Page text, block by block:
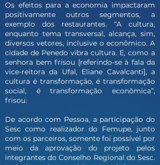
Os efeitos para a economia impactaram
positivamente outros segmentos, a
exemplo dos restaurantes. “A cultura,
enquanto tema transversal, alcança, sim,
diversos vetores, inclusive o econômico. A
cidade de Penedo vibra cultura. E, como a
senhora bem frisou [referindo-se à fala da
vice-reitora da Ufal, Eliane Cavalcanti], a
cultura é transformação, é transformação
social, é transformação econômica”,
frisou.
De acordo com Pessoa, a participação do
Sesc como realizador do Femupe, junto
com os parceiros, somente foi possível por
meio da aprovação do projeto pelos
integrantes do Conselho Regional do Sesc.